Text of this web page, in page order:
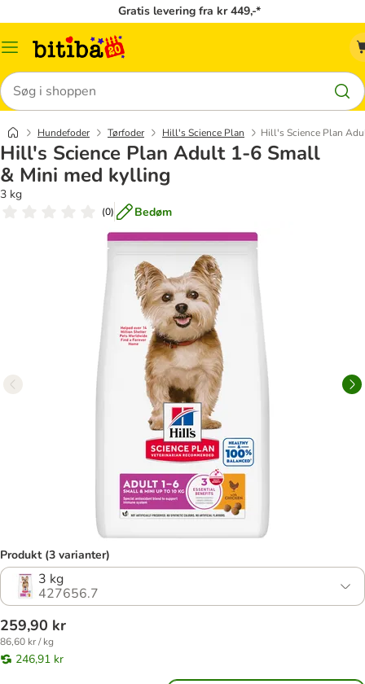
Gratis levering fra kr 449,-*
Menu
Søg
Hundefoder Tørfoder Hill's Science Plan Hill's Science Plan
Hill's Science Plan Adult 1-6 Small
& Mini med kylling
3 kg
(0) Bedøm
Produkt (3 varianter)
3 kg
427656.7
259,90 kr
86,60 kr / kg
246,91 kr